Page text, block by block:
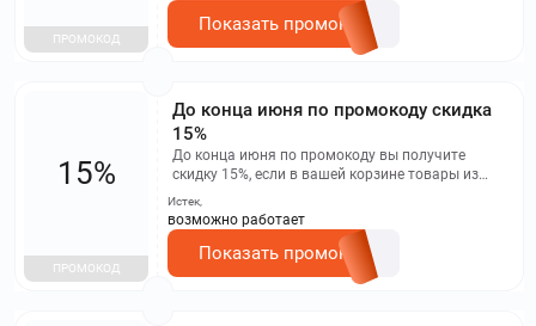
ПРОМОКОД
Показать промокод
До конца июня по промокоду скидка
15%
До конца июня по промокоду вы получите
скидку 15%, если в вашей корзине товары из
трех категорий: секс-игрушки, интимная
косметика и презервативы. Если в корзине секс-
игрушки и интимная косметика, скидка составит
10%. Если же добавить презервативы, скидка
будет 15%. Акция не суммируется с другими
скидками, промокодами и бонусами. Действует
15%
ПРОМОКОД
Истек,
возможно работает
Показать промокод